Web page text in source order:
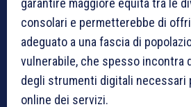
consolari e permetterebbe di
adeguato a una fascia di
vulnerabile, che spesso incontra
degli strumenti digitali necessari
online dei servizi.